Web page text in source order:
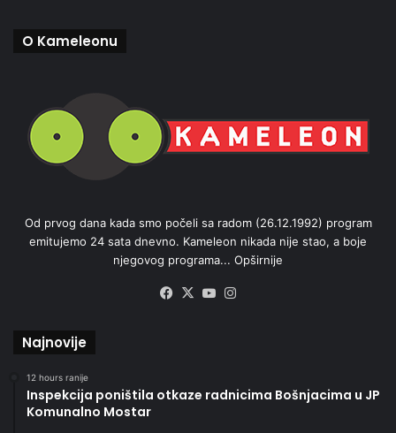
O Kameleonu
Od prvog dana kada smo počeli sa radom (26.12.1992) program
emitujemo 24 sata dnevno. Kameleon nikada nije stao, a boje
njegovog programa... Opširnije
Facebook
X YouTube
Najnovije
12 hours ranije
Inspekcija poništila otkaze radnicima Bošnjacima u JP
Komunalno Mostar